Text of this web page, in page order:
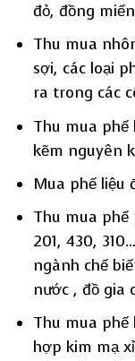
đỏ, đồng
Thu mua
sợi, các loại
ra trong các
Thu mua phế
kẽm nguyên
Mua phế liệu
Thu mua phế
201, 430,
ngành chế
nước , đồ gia
Thu mua phế
hợp kim mạ